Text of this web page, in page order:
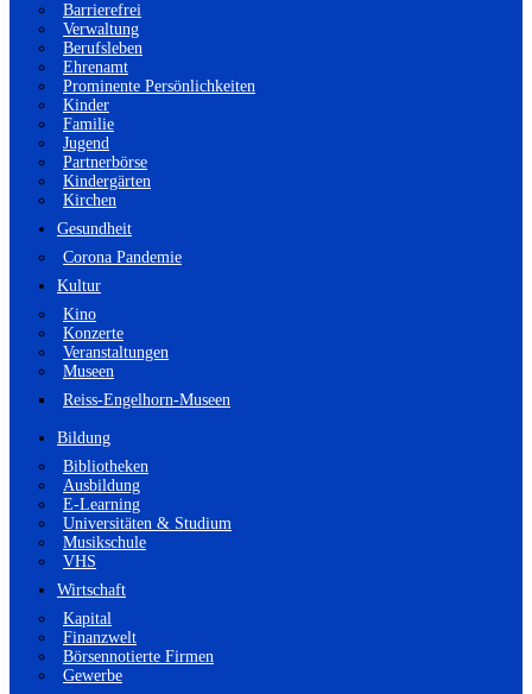
Barrierefrei
Verwaltung
Berufsleben
Ehrenamt
Prominente Persönlichkeiten
Kinder
Familie
Jugend
Partnerbörse
Kindergärten
Kirchen
Gesundheit
Corona Pandemie
Kultur
Kino
Konzerte
Veranstaltungen
Museen
Reiss-Engelhorn-Museen
Bildung
Bibliotheken
Ausbildung
E-Learning
Universitäten & Studium
Musikschule
VHS
Wirtschaft
Kapital
Finanzwelt
Börsennotierte Firmen
Gewerbe